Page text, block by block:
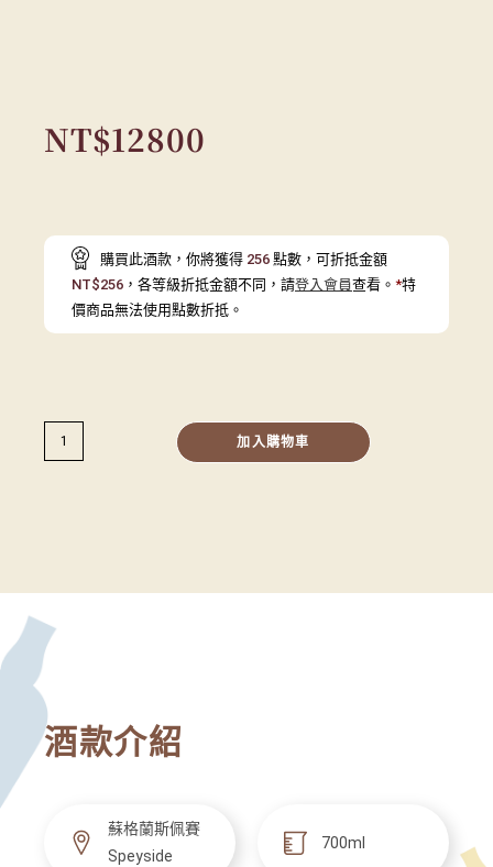
NT$12800
購買此酒款，你將獲得 256 點數，可折抵金額
NT$256 ，各等級折抵金額不同，請登入會員查看。 *特
價商品無法使用點數折抵。
加入購物車
酒款介紹
蘇格蘭斯佩賽
Speyside
700ml